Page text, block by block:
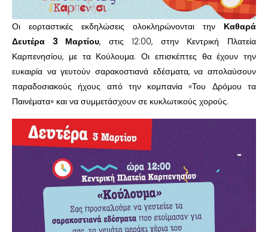
Οι εορταστικές εκδηλώσεις ολοκληρώνονται την Καθαρά
Δευτέρα 3 Μαρτίου, στις 12:00, στην Κεντρική Πλατεία
Καρπενησίου, με τα Κούλουμα. Οι επισκέπτες θα έχουν την
ευκαιρία να γευτούν σαρακοστιανά εδέσματα, να απολαύσουν
παραδοσιακούς ήχους από την κομπανία «Του Δρόμου τα
Παινέματα» και να συμμετάσχουν σε κυκλωτικούς χορούς.